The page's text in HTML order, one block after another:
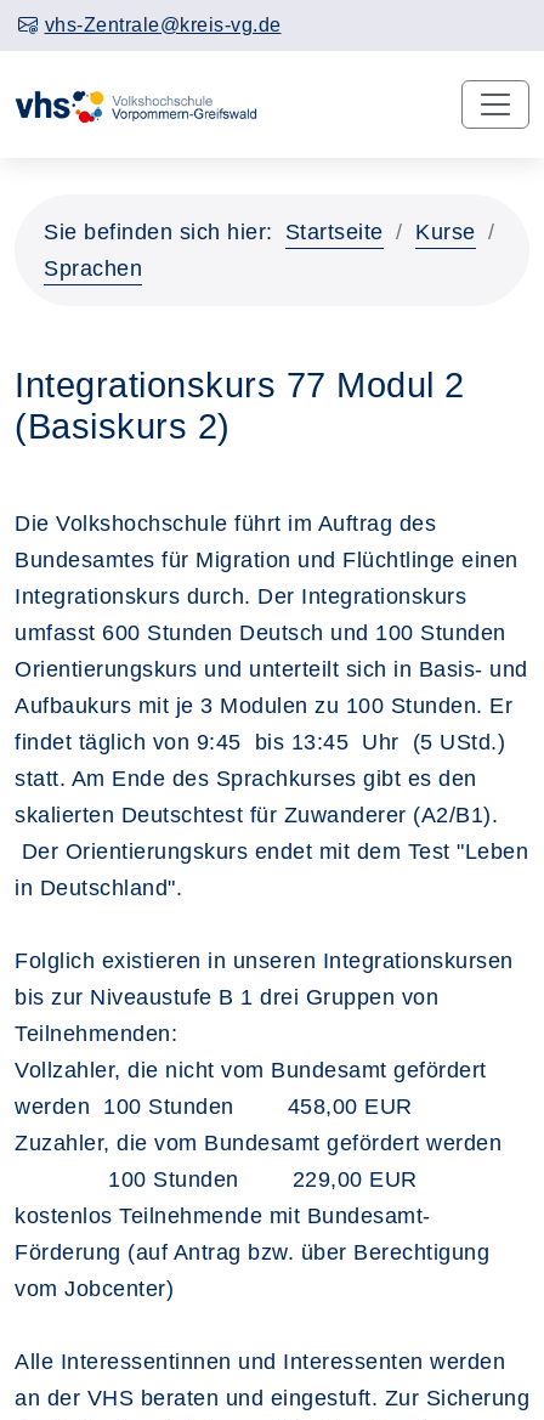
vhs-Zentrale@kreis-vg.de
Sie befinden sich hier: Startseite
Kurse
Sprachen
Integrationskurs 77 Modul 2
(Basiskurs 2)
Die Volkshochschule führt im Auftrag des
Bundesamtes für Migration und Flüchtlinge einen
Integrationskurs durch. Der Integrationskurs
umfasst 600 Stunden Deutsch und 100 Stunden
Orientierungskurs und unterteilt sich in Basis- und
Aufbaukurs mit je 3 Modulen zu 100 Stunden. Er
findet täglich von 9:45 bis 13:45 Uhr (5 UStd.)
statt. Am Ende des Sprachkurses gibt es den
skalierten Deutschtest für Zuwanderer (A2/B1).
Der Orientierungskurs endet mit dem Test "Leben
in Deutschland".
Folglich existieren in unseren Integrationskursen
bis zur Niveaustufe B 1 drei Gruppen von
Teilnehmenden:
Vollzahler, die nicht vom Bundesamt gefördert
werden 100 Stunden
458,00 EUR
Zuzahler, die vom Bundesamt gefördert werden
100 Stunden
229,00 EUR
kostenlos Teilnehmende mit Bundesamt-
Förderung (auf Antrag bzw. über Berechtigung
vom Jobcenter)
Alle Interessentinnen und Interessenten werden
an der VHS beraten und eingestuft. Zur Sicherung